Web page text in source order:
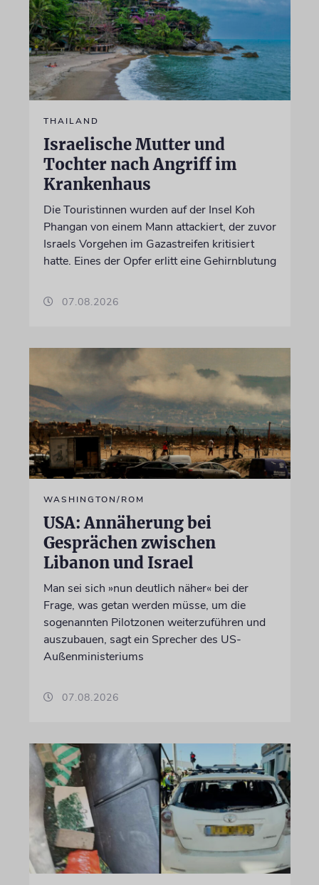
THAILAND
Israelische Mutter und
Tochter nach Angriff im
Krankenhaus
Die Touristinnen wurden auf der Insel Koh
Phangan von einem Mann attackiert, der zuvor
Israels Vorgehen im Gazastreifen kritisiert
hatte. Eines der Opfer erlitt eine Gehirnblutung
07.08.2026
WASHINGTON/ROM
USA: Annäherung bei
Gesprächen zwischen
Libanon und Israel
Man sei sich »nun deutlich näher« bei der
Frage, was getan werden müsse, um die
sogenannten Pilotzonen weiterzuführen und
auszubauen, sagt ein Sprecher des US-
Außenministeriums
07.08.2026